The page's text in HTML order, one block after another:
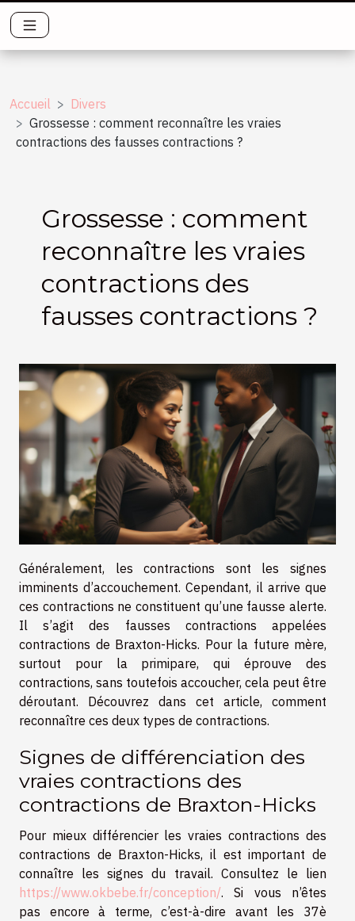
Accueil
Divers
Grossesse : comment reconnaître les vraies
contractions des fausses contractions ?
Grossesse : comment
reconnaître les vraies
contractions des
fausses contractions ?
Généralement, les contractions sont les signes
imminents d’accouchement. Cependant, il arrive que
ces contractions ne constituent qu’une fausse alerte.
Il s’agit des fausses contractions appelées
contractions de Braxton-Hicks. Pour la future mère,
surtout pour la primipare, qui éprouve des
contractions, sans toutefois accoucher, cela peut être
déroutant. Découvrez dans cet article, comment
reconnaître ces deux types de contractions.
Signes de différenciation des
vraies contractions des
contractions de Braxton-Hicks
Pour mieux différencier les vraies contractions des
contractions de Braxton-Hicks, il est important de
connaître les signes du travail. Consultez le lien
https://www.okbebe.fr/conception/. Si vous n’êtes
pas encore à terme, c’est-à-dire avant les 37è